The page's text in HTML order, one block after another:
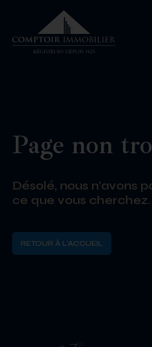
Page non
Désolé, nous n’avons
ce que vous cherchez.
RETOUR À L'ACCUEIL